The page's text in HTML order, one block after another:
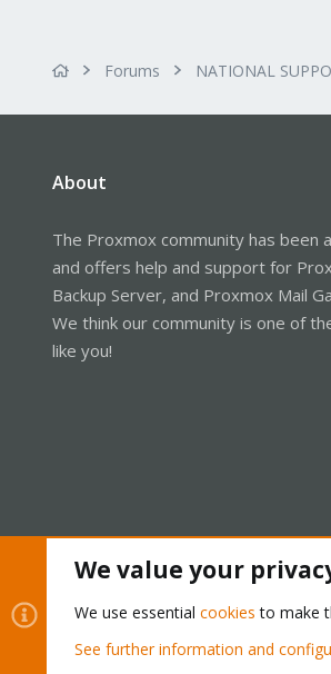
Forums NATIONAL
About
The Proxmox community has been
and offers help and support for
Backup Server, and Proxmox Mail
We think our community is one of
like you!
Community platform by XenForo® ©
We value your
We use essential cookies to make
See further information and